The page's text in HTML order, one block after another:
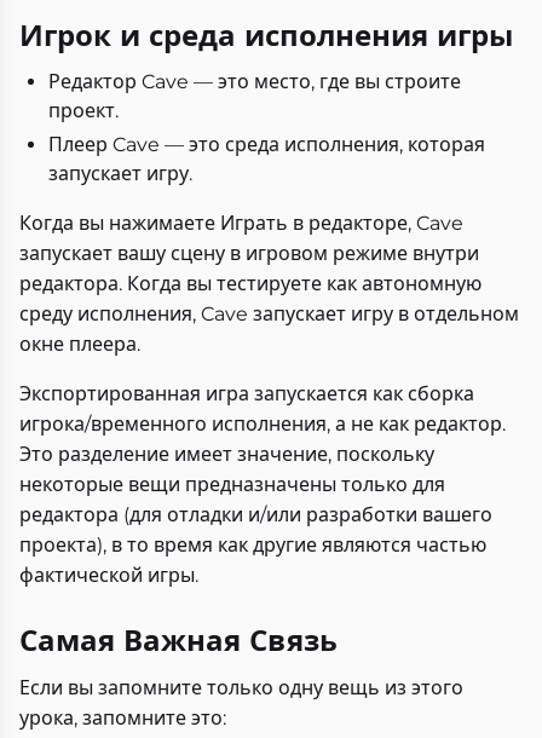
Игрок и среда исполнения игры
Редактор Cave — это место, где вы строите
проект.
Плеер Cave — это среда исполнения, которая
запускает игру.
Когда вы нажимаете Играть в редакторе, Cave
запускает вашу сцену в игровом режиме внутри
редактора. Когда вы тестируете как автономную
среду исполнения, Cave запускает игру в отдельном
окне плеера.
Экспортированная игра запускается как сборка
игрока/временного исполнения, а не как редактор.
Это разделение имеет значение, поскольку
некоторые вещи предназначены только для
редактора (для отладки и/или разработки вашего
проекта), в то время как другие являются частью
фактической игры.
Самая Важная Связь
Если вы запомните только одну вещь из этого
урока, запомните это: